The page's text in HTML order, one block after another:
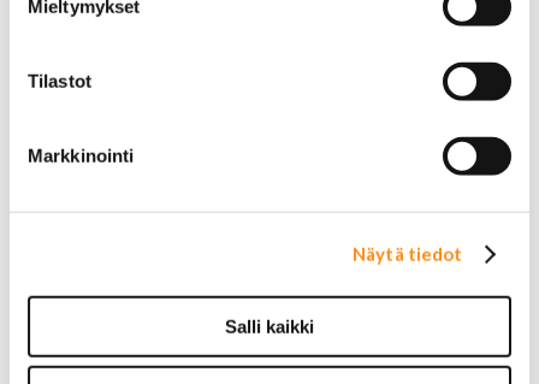
Mieltymykset
Tilastot
Markkinointi
Näytä tiedot
Salli kaikki
Astinlaudat ja -putket
Aurinkolipat
Erikoiskeulamerkit